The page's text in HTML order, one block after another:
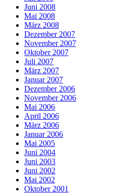
Juni 2008
Mai 2008
März 2008
Dezember 2007
November 2007
Oktober 2007
Juli 2007
März 2007
Januar 2007
Dezember 2006
November 2006
Mai 2006
April 2006
März 2006
Januar 2006
Mai 2005
Juni 2004
Juni 2003
Juni 2002
Mai 2002
Oktober 2001